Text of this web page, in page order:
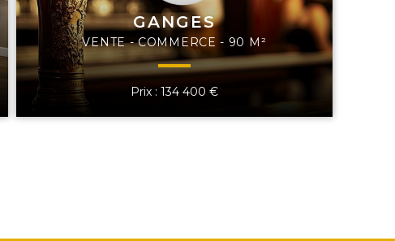
GANGES
VENTE - COMMERCE - 90 M²
Prix : 134 400 €